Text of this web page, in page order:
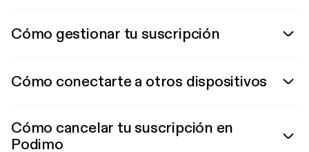
Cómo gestionar tu suscripción
Cómo conectarte a otros dispositivos
Cómo cancelar tu suscripción en
Podimo